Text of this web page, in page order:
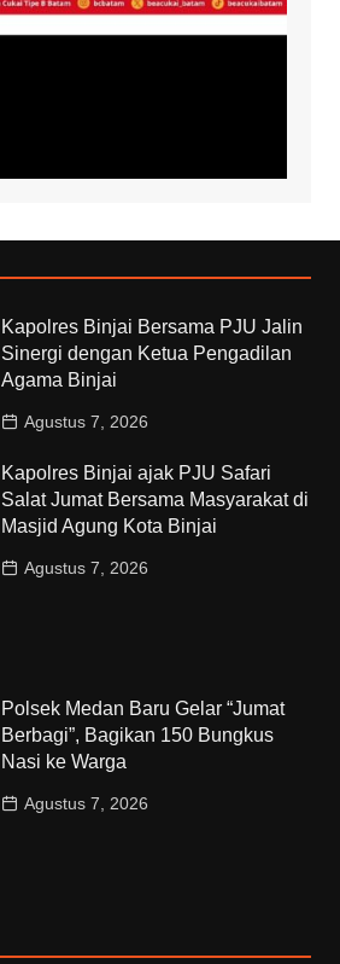
Kapolres Binjai Bersama PJU Jalin
Sinergi dengan Ketua Pengadilan
Agama Binjai
Agustus 7, 2026
Kapolres Binjai ajak PJU Safari
Salat Jumat Bersama Masyarakat di
Masjid Agung Kota Binjai
Agustus 7, 2026
Polsek Medan Baru Gelar “Jumat
Berbagi”, Bagikan 150 Bungkus
Nasi ke Warga
Agustus 7, 2026